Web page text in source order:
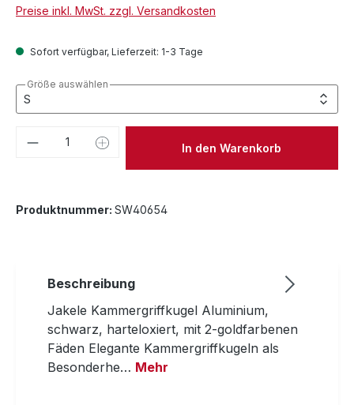
Preise inkl. MwSt. zzgl. Versandkosten
Sofort verfügbar, Lieferzeit: 1-3 Tage
Größe auswählen
Produkt Anzahl: Gib denIn den Warenkorb
Produktnummer: SW40654
Beschreibung
Jakele Kammergriffkugel Aluminium,
schwarz, harteloxiert, mit 2-goldfarbenen
Fäden Elegante Kammergriffkugeln als
Besonderhe… Mehr